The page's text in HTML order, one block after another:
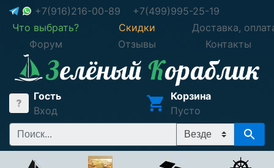
+7(916)216-00-89
+7(499)995-25-19
Что выбрать?
Скидки
Доставка,
Форум
Отзывы Контакты
Гость
Вход
Корзина
Пусто